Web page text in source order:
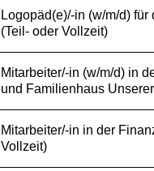
Logopäd(e)/-in (w/m/d)
(Teil- oder Vollzeit)
Mitarbeiter/-in (w/m/d) in
und Familienhaus
Mitarbeiter/-in in der
Vollzeit)